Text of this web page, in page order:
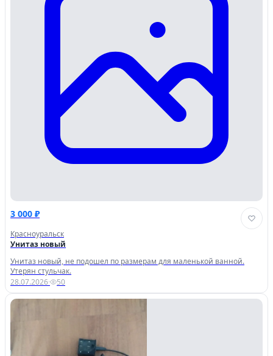
3 000 ₽
Красноуральск
Унитаз новый
Унитаз новый, не подошел по размерам для маленькой ванной.
Утерян стульчак.
28.07.2026· 50